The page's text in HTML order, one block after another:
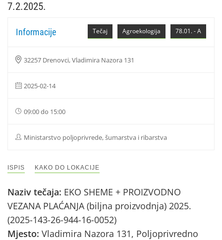
7.2.2025.
78.01. - A
Agroekologija
Tečaj
Informacije
32257 Drenovci, Vladimira Nazora 131
2025-02-14
09:00 do 15:00
Ministarstvo poljoprivrede, šumarstva i ribarstva
ISPIS KAKO DO LOKACIJE
Naziv tečaja: EKO SHEME + PROIZVODNO
VEZANA PLAĆANJA (biljna proizvodnja) 2025.
(2025-143-26-944-16-0052)
Mjesto: Vladimira Nazora 131, Poljoprivredno